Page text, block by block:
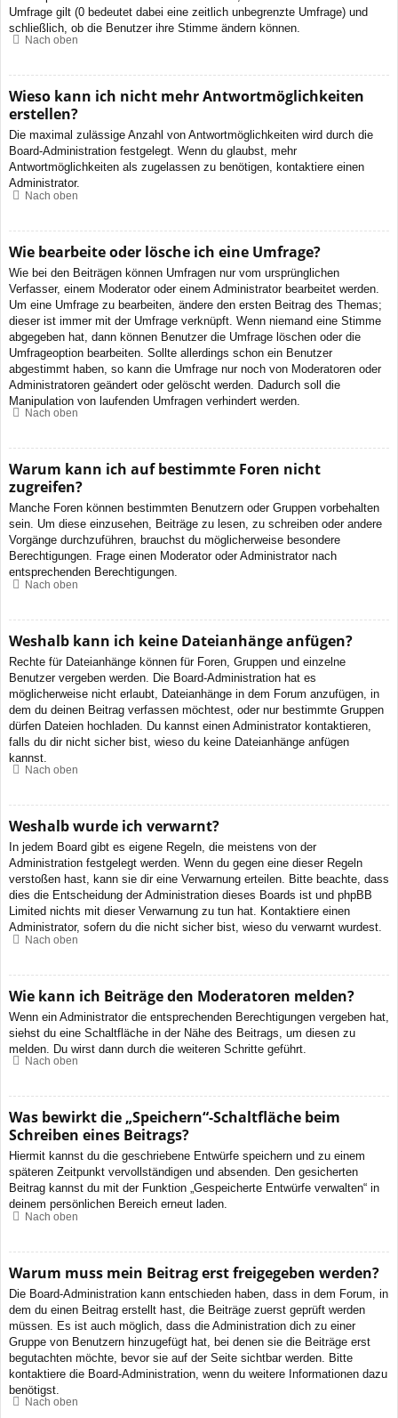
Umfrage gilt (0 bedeutet dabei eine zeitlich unbegrenzte Umfrage) und
schließlich, ob die Benutzer ihre Stimme ändern können.
Nach oben
Wieso kann ich nicht mehr Antwortmöglichkeiten
erstellen?
Die maximal zulässige Anzahl von Antwortmöglichkeiten wird durch die
Board-Administration festgelegt. Wenn du glaubst, mehr
Antwortmöglichkeiten als zugelassen zu benötigen, kontaktiere einen
Administrator.
Nach oben
Wie bearbeite oder lösche ich eine Umfrage?
Wie bei den Beiträgen können Umfragen nur vom ursprünglichen
Verfasser, einem Moderator oder einem Administrator bearbeitet werden.
Um eine Umfrage zu bearbeiten, ändere den ersten Beitrag des Themas;
dieser ist immer mit der Umfrage verknüpft. Wenn niemand eine Stimme
abgegeben hat, dann können Benutzer die Umfrage löschen oder die
Umfrageoption bearbeiten. Sollte allerdings schon ein Benutzer
abgestimmt haben, so kann die Umfrage nur noch von Moderatoren oder
Administratoren geändert oder gelöscht werden. Dadurch soll die
Manipulation von laufenden Umfragen verhindert werden.
Nach oben
Warum kann ich auf bestimmte Foren nicht
zugreifen?
Manche Foren können bestimmten Benutzern oder Gruppen vorbehalten
sein. Um diese einzusehen, Beiträge zu lesen, zu schreiben oder andere
Vorgänge durchzuführen, brauchst du möglicherweise besondere
Berechtigungen. Frage einen Moderator oder Administrator nach
entsprechenden Berechtigungen.
Nach oben
Weshalb kann ich keine Dateianhänge anfügen?
Rechte für Dateianhänge können für Foren, Gruppen und einzelne
Benutzer vergeben werden. Die Board-Administration hat es
möglicherweise nicht erlaubt, Dateianhänge in dem Forum anzufügen, in
dem du deinen Beitrag verfassen möchtest, oder nur bestimmte Gruppen
dürfen Dateien hochladen. Du kannst einen Administrator kontaktieren,
falls du dir nicht sicher bist, wieso du keine Dateianhänge anfügen
kannst.
Nach oben
Weshalb wurde ich verwarnt?
In jedem Board gibt es eigene Regeln, die meistens von der
Administration festgelegt werden. Wenn du gegen eine dieser Regeln
verstoßen hast, kann sie dir eine Verwarnung erteilen. Bitte beachte, dass
dies die Entscheidung der Administration dieses Boards ist und phpBB
Limited nichts mit dieser Verwarnung zu tun hat. Kontaktiere einen
Administrator, sofern du die nicht sicher bist, wieso du verwarnt wurdest.
Nach oben
Wie kann ich Beiträge den Moderatoren melden?
Wenn ein Administrator die entsprechenden Berechtigungen vergeben hat,
siehst du eine Schaltfläche in der Nähe des Beitrags, um diesen zu
melden. Du wirst dann durch die weiteren Schritte geführt.
Nach oben
Was bewirkt die „Speichern“-Schaltfläche beim
Schreiben eines Beitrags?
Hiermit kannst du die geschriebene Entwürfe speichern und zu einem
späteren Zeitpunkt vervollständigen und absenden. Den gesicherten
Beitrag kannst du mit der Funktion „Gespeicherte Entwürfe verwalten“ in
deinem persönlichen Bereich erneut laden.
Nach oben
Warum muss mein Beitrag erst freigegeben werden?
Die Board-Administration kann entschieden haben, dass in dem Forum, in
dem du einen Beitrag erstellt hast, die Beiträge zuerst geprüft werden
müssen. Es ist auch möglich, dass die Administration dich zu einer
Gruppe von Benutzern hinzugefügt hat, bei denen sie die Beiträge erst
begutachten möchte, bevor sie auf der Seite sichtbar werden. Bitte
kontaktiere die Board-Administration, wenn du weitere Informationen dazu
benötigst.
Nach oben